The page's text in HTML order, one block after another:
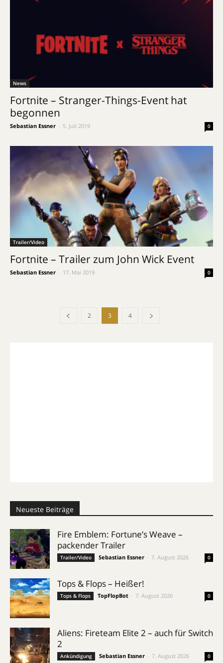
News
Fortnite – Stranger-Things-Event hat
begonnen
Sebastian Essner 5. Juli 2019 0
Trailer/Video
Fortnite – Trailer zum John Wick Event
Sebastian Essner 17. Mai 2019 0
2 3 4
Neueste Beiträge
Fire Emblem: Fortune’s Weave –
packender Trailer
Trailer/Video Sebastian Essner 7. August 2026 0
Tops & Flops – Heißer!
Tops & Flops TopFlopBot 7. August 2026 0
Aliens: Fireteam Elite 2 – auch für Switch
2
Ankündigung Sebastian Essner 7. August 2026 0